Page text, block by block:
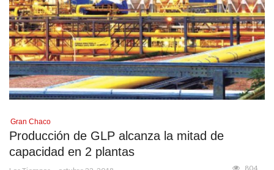
Gran Chaco
Producción de GLP alcanza la mitad de
capacidad en 2 plantas
804